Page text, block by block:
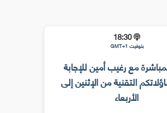
18:30
بتوقيت GMT+1
مع رغيب أمين للإجابة
التقنية من الإثنين إلى
الأربعاء